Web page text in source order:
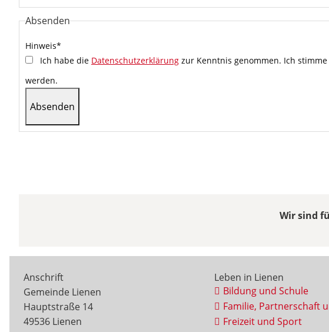
Absenden
Hinweis*
Ich habe die Datenschutzerklärung zur Kenntnis genommen. Ich
werden.
Wir sind
Anschrift
Gemeinde Lienen
Hauptstraße 14
49536 Lienen
Leben in Lienen
Bildung und Schule
Familie, Partnerschaft
Freizeit und Sport